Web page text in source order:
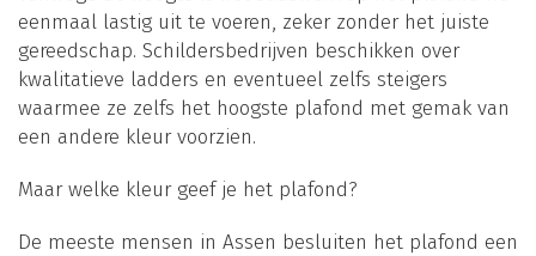
eenmaal lastig uit te voeren, zeker zonder het juiste
gereedschap. Schildersbedrijven beschikken over
kwalitatieve ladders en eventueel zelfs steigers
waarmee ze zelfs het hoogste plafond met gemak van
een andere kleur voorzien.
Maar welke kleur geef je het plafond?
De meeste mensen in Assen besluiten het plafond een